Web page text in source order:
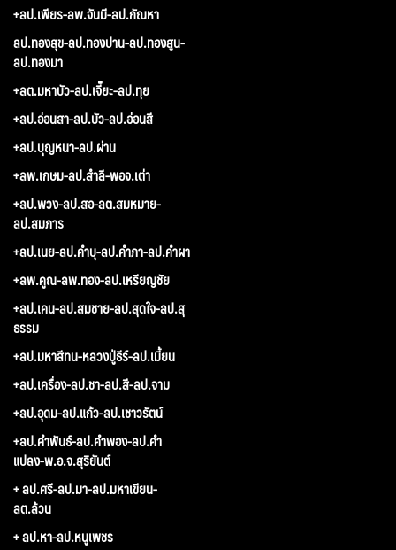
+ลป.เพียร-ลพ.จันมี-ลป.กัณหา
ลป.ทองสุข-ลป.ทองปาน-ลป.ทองสูน-
ลป.ทองมา
+ลต.มหาบัว-ลป.เจี๊ยะ-ลป.ทุย
+ลป.อ่อนสา-ลป.บัว-ลป.อ่อนสี
+ลป.บุญหนา-ลป.ผ่าน
+ลพ.เกษม-ลป.สำลี-พอจ.เต่า
+ลป.พวง-ลป.สอ-ลต.สมหมาย-
ลป.สมภาร
+ลป.เนย-ลป.คำบุ-ลป.คำภา-ลป.คำผา
+ลพ.คูณ-ลพ.ทอง-ลป.เหรียญชัย
+ลป.เคน-ลป.สมชาย-ลป.สุดใจ-ลป.สุ
ธรรม
+ลป.มหาสีทน-หลวงปู่ธีร์-ลป.เมี้ยน
+ลป.เครื่อง-ลป.ชา-ลป.สี-ลป.จาม
+ลป.อุดม-ลป.แก้ว-ลป.เชาวรัตน์
+ลป.คำพันธ์-ลป.คำพอง-ลป.คำ
แปลง-พ.อ.จ.สุริยันต์
+ ลป.ศรี-ลป.มา-ลป.มหาเขียน-
ลต.ล้วน
+ ลป.หา-ลป.หนูเพชร